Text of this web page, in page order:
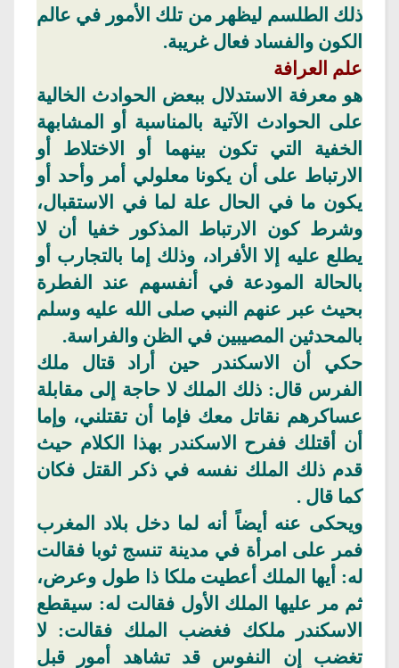
ذلك الطلسم ليظهر من تلك الأمور في عالم
الكون والفساد فعال غريبة.
علم العرافة
هو معرفة الاستدلال ببعض الحوادث الخالية
على الحوادث الآتية بالمناسبة أو المشابهة
الخفية التي تكون بينهما
أو الاختلاط أو
الارتباط على أن يكونامعلولي أمر وأحد أو
يكون ما في الحال علة لما في الاستقبال،
وشرط كون الارتباط المذكور خفيا أن لا
يطلع عليه إلا الأفراد، وذلك إما بالتجارب أو
بالحالة المودعة في أنفسهم عند الفطرة
بحيث عبر عنهم النبي صلى الله عليه وسلم
بالمحدثين المصيبين في الظن والفراسة.
حكي أن
الاسكندر
حين أراد قتال ملك
الفرس قال: ذلك الملك لا حاجة إلى مقابلة
عساكرهم نقاتل معك فإما أن تقتلني، وإما
أن أقتلك ففرح
الاسكندر
بهذا الكلام حيث
قدم ذلك الملك نفسه في ذكر القتل فكان
كما قال .
ويحكى عنه أيضاً أنه لما دخل بلاد المغرب
فمر على امرأة في مدينة تنسج ثوبا فقالت
له: أيها الملك أعطيت ملكا ذا طول وعرض،
ثم مر عليها الملك الأول فقالت له: سيقطع
الاسكندر
ملكك فغضب الملك فقالت: لا
تغضب إن النفوس قد تشاهد أمور قبل